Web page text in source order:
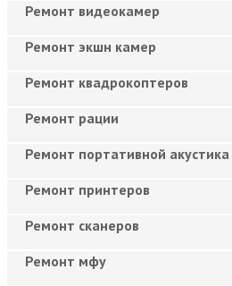
Ремонт видеокамер
Ремонт экшн камер
Ремонт квадрокоптеров
Ремонт рации
Ремонт портативной акустика
Ремонт принтеров
Ремонт сканеров
Ремонт мфу